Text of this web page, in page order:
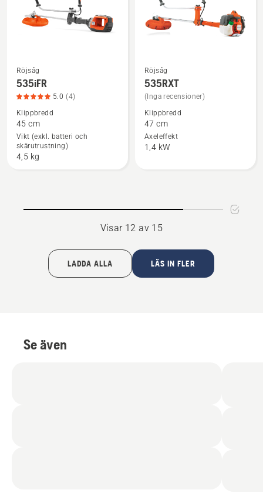
Se
mer
om
535iFR,
produktbetyg
Röjsåg
535iFR
5.0 (4)
Klippbredd
45 cm
Vikt (exkl. batteri och
skärutrustning)
4,5 kg
Se
mer
om
535RXT
Röjsåg
535RXT
(Inga recensioner)
Klippbredd
47 cm
Axeleffekt
1,4 kW
Visar 12 av 15
LADDA ALLA LÄS IN FLER
Se även